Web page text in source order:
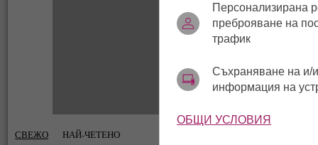
СВЕЖО НАЙ-ЧЕТЕНО
Персонализирана
преброяване на
трафик
Съхраняване на и/
информация на
ОБЩИ УСЛОВИЯ